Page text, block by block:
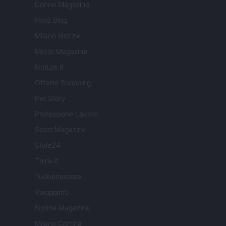
Donne Magazine
Food Blog
Milano Notizie
Motor Magazine
Notizie.it
Offerte Shopping
Pet Story
Professione Lavoro
Sport Magazine
Style24
Think.it
Tuobenessere
Viaggiamo
Nonne Magazine
Milano Cortina